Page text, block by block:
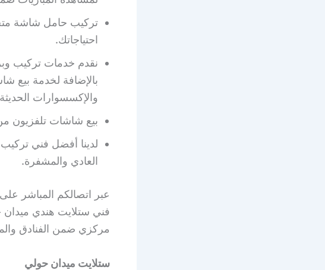
تركيب حامل شاشة
احتياجاتك.
نقدم خدمات تركيب
بالإضافة لخدمة بيع
والإكسسوارات
بيع شاشات تلفزيون
لدينا أفضل فني
العادي والمشفرة.
فني ستلايت هندي
مركزي ضمن الفنادق
ستلايت ميدان حولي